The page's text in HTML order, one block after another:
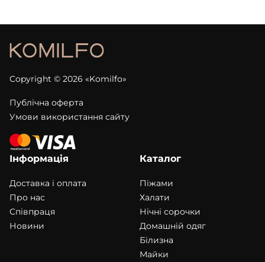
Copyright © 2026 «Komilfo»
Публічна оферта
Умови використання сайту
Інформація
Доставка і оплата
Про нас
Співпраця
Новини
Каталог
Піжами
Халати
Нічні сорочки
Домашній одяг
Білизна
Майки